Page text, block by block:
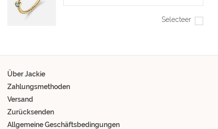
Selecteer
Über Jackie
Zahlungsmethoden
Versand
Zurücksenden
Allgemeine Geschäftsbedingungen